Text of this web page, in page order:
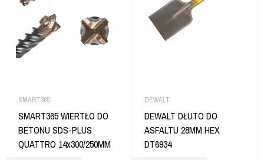
SMART365
SMART365 WIERTŁO DO
BETONU SDS-PLUS
QUATTRO 14x300/250MM
DEWALT
DEWALT DŁUTO DO
ASFALTU 28MM HEX
DT6934